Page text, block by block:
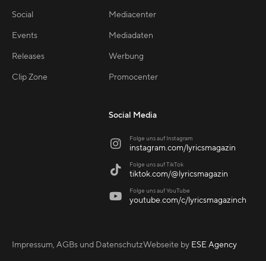
Social
Events
Releases
Clip Zone
Mediacenter
Mediadaten
Werbung
Promocenter
Social Media
 Folge uns auf Instagram
instagram.com/lyricsmagazin
 Folge uns auf TikTok
tiktok.com/@lyricsmagazin
 Folge uns auf YouTube
youtube.com/c/lyricsmagazinch
Impressum, AGBs und DatenschutzWebseite by ESE Agency